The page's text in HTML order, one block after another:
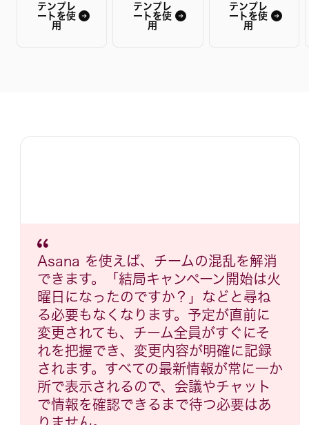
テンプレ
ートを使
用
テンプレ
ートを使
用
テンプレ
ートを使
用
Asana を使えば、チームの混乱を解消
できます。「結局キャンペーン開始は火
曜日になったのですか？」などと尋ね
る必要もなくなります。予定が直前に
変更されても、チーム全員がすぐにそ
れを把握でき、変更内容が明確に記録
されます。すべての最新情報が常に一か
所で表示されるので、会議やチャット
で情報を確認できるまで待つ必要はあ